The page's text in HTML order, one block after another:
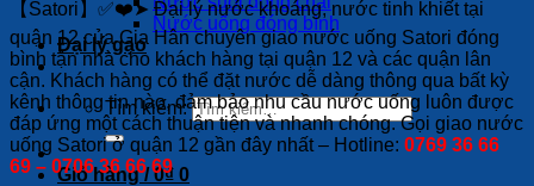
Nước uống đóng bình
Đại lý gạo
Tin tức
Tìm kiếm:
Giỏ hàng /0₫ 0
【Satori】✅❤️➤ Đại lý nước khoáng, nước tinh khiết tại
quận 12 của Gia Hân chuyên giao nước uống Satori đóng
bình tận nhà cho khách hàng tại quận 12 và các quận lân
cận. Khách hàng có thể đặt nước dễ dàng thông qua bất kỳ
kênh thông tin nào, đảm bảo nhu cầu nước uống luôn được
đáp ứng một cách thuận tiện và nhanh chóng. Gọi giao nước
uống Satori ở quận 12 gần đây nhất – Hotline: 0769 36 66
69 – 0706 36 66 69